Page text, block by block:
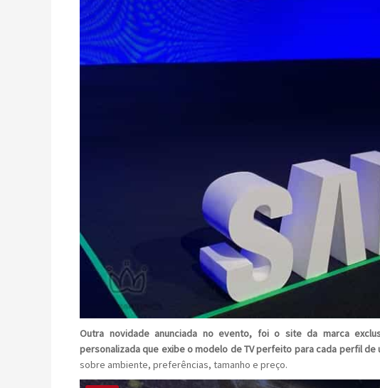
Outra novidade anunciada no evento, foi o site da marca
personalizada que exibe o modelo de TV perfeito para cada perfil de
sobre ambiente, preferências, tamanho e preço.